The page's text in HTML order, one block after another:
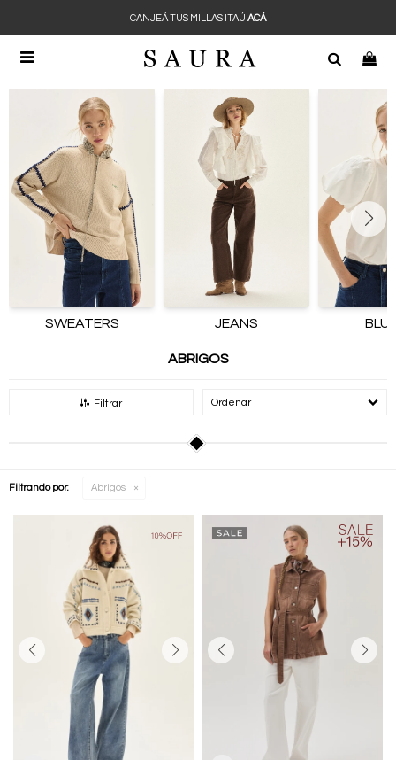

CANJEÁ TUS MILLAS ITAÚ ACÁ
SWEATERS JEANS
ABRIGOS
Filtrar Recomendados
Filtrando por: Abrigos